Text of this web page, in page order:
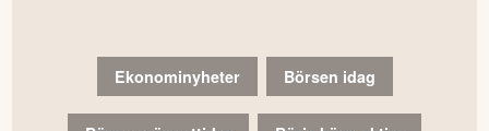
Ekonominyheter Börsen idag